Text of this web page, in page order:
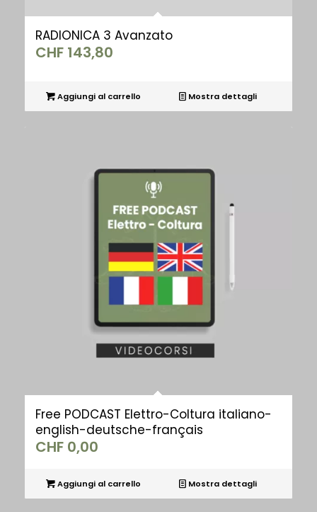
RADIONICA 3 Avanzato
CHF143,80
Aggiungi al carrello Mostra dettagli
Free PODCAST Elettro-Coltura italiano-
english-deutsche-français
CHF0,00
Aggiungi al carrello Mostra dettagli